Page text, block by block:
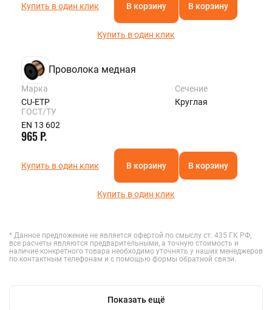
Купить в один клик В корзину В корзину
Купить в один клик
Проволока медная
Марка
CU-ETP
Сечение
Круглая
ГОСТ/ТУ
EN 13 602
965 Р.
Купить в один клик В корзину В корзину
Купить в один клик
* Данное предложение не является офертой по смыслу ст. 435 ГК РФ,
все расчеты являются предварительными, а точную стоимость и
наличие конкретного товара необходимо уточнять у наших менеджеров
по контактным телефонам и с помощью формы обратной связи.
Показать ещё